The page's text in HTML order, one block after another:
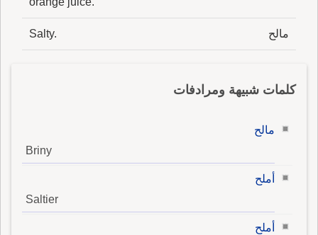
مالح Salty.
كلمات شبيهة ومرادفات
مالح
Briny
أملح
Saltier
أملح